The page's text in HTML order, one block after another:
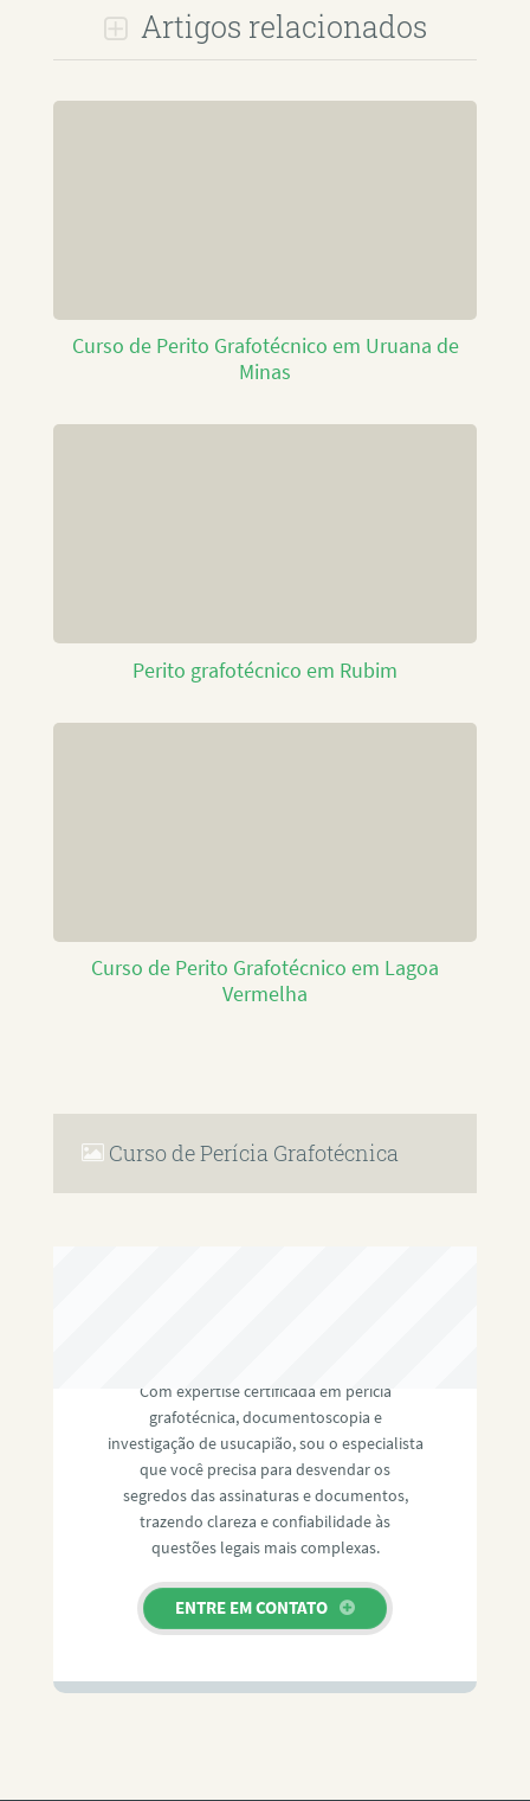
Artigos relacionados
Curso de Perito Grafotécnico em Uruana de
Minas
Perito grafotécnico em Rubim
Curso de Perito Grafotécnico em Lagoa
Vermelha
Curso de Perícia Grafotécnica
Com expertise certificada em perícia
grafotécnica, documentoscopia e
investigação de usucapião, sou o especialista
que você precisa para desvendar os
segredos das assinaturas e documentos,
trazendo clareza e confiabilidade às
questões legais mais complexas.
ENTRE EM CONTATO